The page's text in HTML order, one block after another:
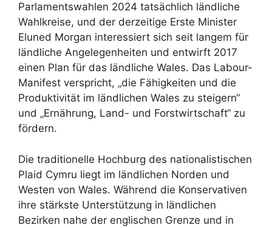
Parlamentswahlen 2024 tatsächlich ländliche
Wahlkreise, und der derzeitige Erste Minister
Eluned Morgan interessiert sich seit langem für
ländliche Angelegenheiten und entwirft 2017
einen Plan für das ländliche Wales. Das Labour-
Manifest verspricht, „die Fähigkeiten und die
Produktivität im ländlichen Wales zu steigern“
und „Ernährung, Land- und Forstwirtschaft“ zu
fördern.
Die traditionelle Hochburg des nationalistischen
Plaid Cymru liegt im ländlichen Norden und
Westen von Wales. Während die Konservativen
ihre stärkste Unterstützung in ländlichen
Bezirken nahe der englischen Grenze und in